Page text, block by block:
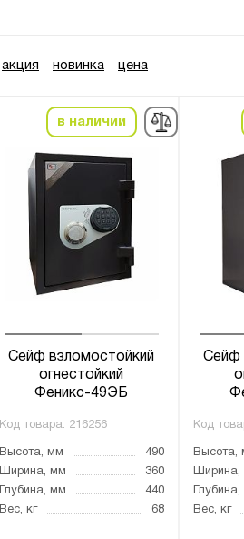
акция новинка цена
в наличии
Сейф взломостойкий
огнестойкий
Феникс-49ЭБ
Код товара: 216256
Высота, мм
490
Ширина, мм
360
Глубина, мм
440
Вес, кг
68
Сейф
Код
Высота,
Ширина,
Вес, кг